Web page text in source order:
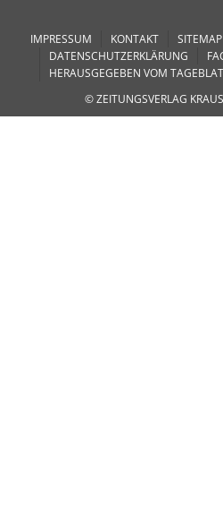
IMPRESSUM KONTAKT
SITEMAP
DATENSCHUTZERKLÄRUNG
HERAUSGEGEBEN VOM
© ZEITUNGSVERLAG